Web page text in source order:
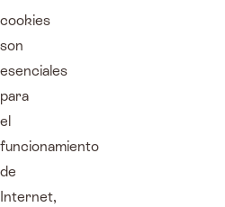
cookies
son
esenciales
para
el
funcionamiento
de
Internet,